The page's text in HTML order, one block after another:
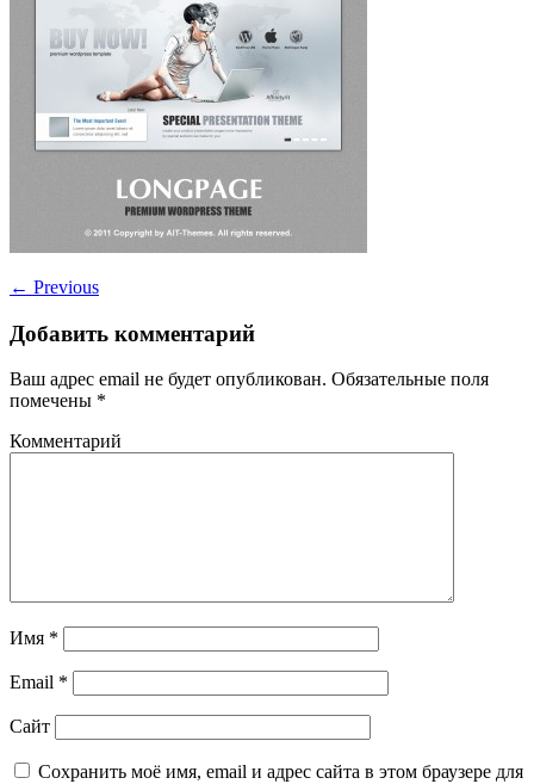
← Previous
Добавить комментарий
Ваш адрес email не будет опубликован. Обязательные поля
помечены *
Комментарий
Имя *
Email *
Сайт
Сохранить моё имя, email и адрес сайта в этом браузере для